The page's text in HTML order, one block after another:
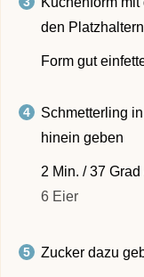
den
Form gut
Schmetterling
hinein geben
2 Min. / 37 Grad
6 Eier
Zucker dazu